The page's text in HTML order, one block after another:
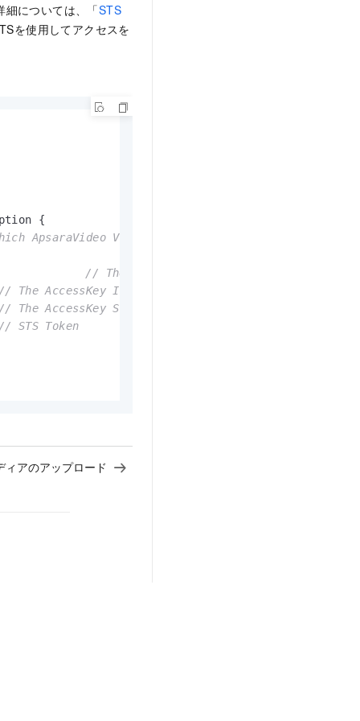
細については、「STS
を使用してアクセスを
{
ApsaraVideo VOD is activated.
// The region ID
// The AccessKey ID of the RAM account
// The AccessKey Secret of the RAM account
// STS Token
ィアのアップロード